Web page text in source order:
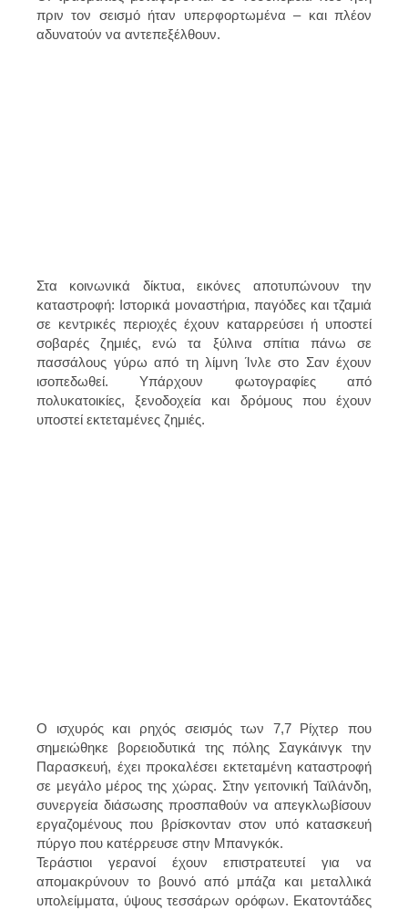
πριν τον σεισμό ήταν υπερφορτωμένα – και πλέον
αδυνατούν να αντεπεξέλθουν.
Στα κοινωνικά δίκτυα, εικόνες αποτυπώνουν την
καταστροφή: Ιστορικά μοναστήρια, παγόδες και τζαμιά
σε κεντρικές περιοχές έχουν καταρρεύσει ή υποστεί
σοβαρές ζημιές, ενώ τα ξύλινα σπίτια πάνω σε
πασσάλους γύρω από τη λίμνη Ίνλε στο Σαν έχουν
ισοπεδωθεί. Υπάρχουν φωτογραφίες από
πολυκατοικίες, ξενοδοχεία και δρόμους που έχουν
υποστεί εκτεταμένες ζημιές.
Ο ισχυρός και ρηχός σεισμός των 7,7 Ρίχτερ που
σημειώθηκε βορειοδυτικά της πόλης Σαγκάινγκ την
Παρασκευή, έχει προκαλέσει εκτεταμένη καταστροφή
σε μεγάλο μέρος της χώρας. Στην γειτονική Ταϊλάνδη,
συνεργεία διάσωσης προσπαθούν να απεγκλωβίσουν
εργαζομένους που βρίσκονταν στον υπό κατασκευή
πύργο που κατέρρευσε στην Μπανγκόκ.
Τεράστιοι γερανοί έχουν επιστρατευτεί για να
απομακρύνουν το βουνό από μπάζα και μεταλλικά
υπολείμματα, ύψους τεσσάρων ορόφων. Εκατοντάδες